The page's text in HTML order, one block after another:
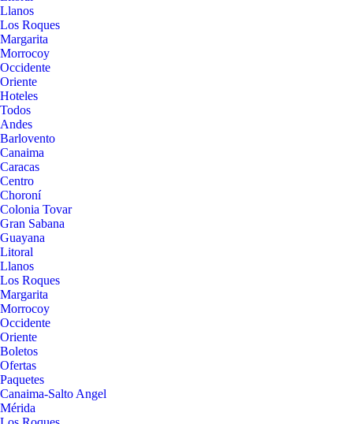
Llanos
Los Roques
Margarita
Morrocoy
Occidente
Oriente
Hoteles
Todos
Andes
Barlovento
Canaima
Caracas
Centro
Choroní
Colonia Tovar
Gran Sabana
Guayana
Litoral
Llanos
Los Roques
Margarita
Morrocoy
Occidente
Oriente
Boletos
Ofertas
Paquetes
Canaima-Salto Angel
Mérida